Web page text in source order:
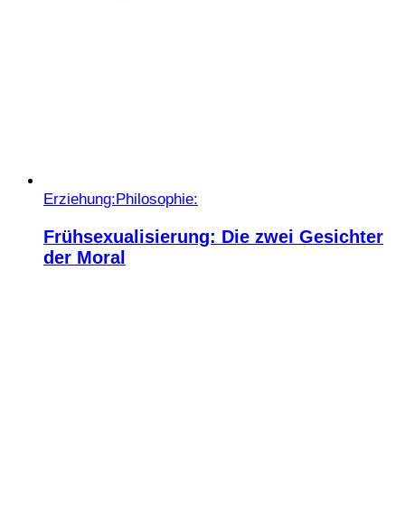
Erziehung:Philosophie:
Frühsexualisierung: Die zwei Gesichter
der Moral